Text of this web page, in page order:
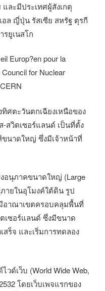
ละมีประเทศผู้สังเกตุ
ล ญี่ปุ่น รัสเซีย สหรัฐ ตุรกี
ยูเนสโก
Europ?en pour la
for Nuclear
ศตะวันตกเฉียงเหนือของ
-สวิตเซอร์แลนด์ เป็นที่ตั้ง
นาดใหญ่ ซึ่งมีเจ้าหน้าที่
อนุภาคขนาดใหญ่ (Large
ายในอุโมงค์ใต้ดิน รูป
อาณาเขตครอบคลุมพื้นที่
เซอร์แลนด์ ซึ่งมีขนาด
ร็จ และเริ่มการทดลอง
ด์เว็บ (World Wide Web,
โดยเว็บเพจแรกของ